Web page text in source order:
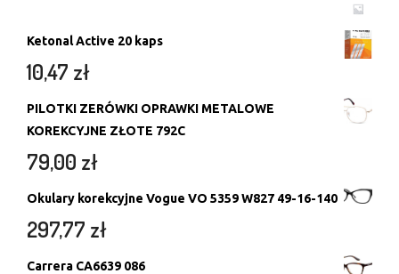
Ketonal Active 20 kaps
10,47 zł
PILOTKI ZERÓWKI OPRAWKI METALOWE
KOREKCYJNE ZŁOTE 792C
79,00 zł
Okulary korekcyjne Vogue VO 5359 W827 49-16-140
297,77 zł
Carrera CA6639 086